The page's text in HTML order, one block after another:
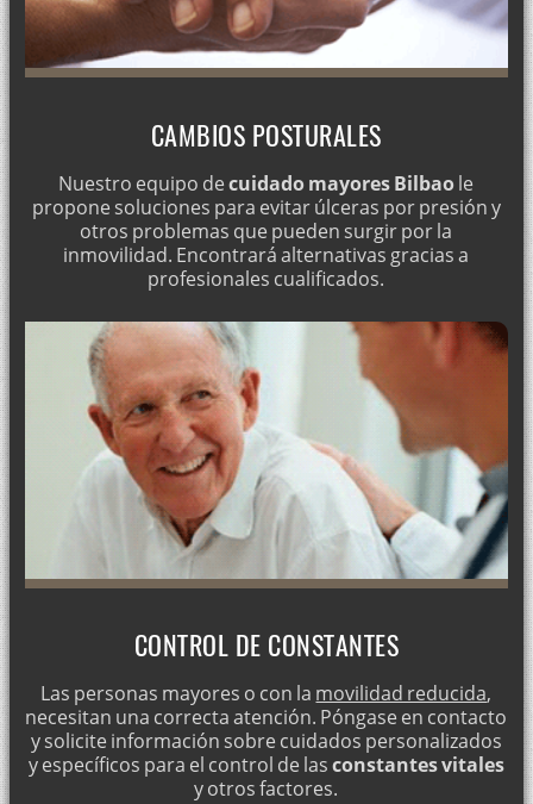
CAMBIOS POSTURALES
Nuestro equipo decuidado mayores Bilbaole
propone soluciones para evitar úlceras por presión y
otros problemas que pueden surgir por la
inmovilidad. Encontrará alternativas gracias a
profesionales cualificados.
CONTROL DE CONSTANTES
Las personas mayores o con la movilidad reducida,
necesitan una correcta atención. Póngase en contacto
y solicite información sobre cuidados personalizados
y específicos para el control de lasconstantes vitales
y otros factores.